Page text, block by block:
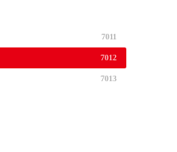
7011
7012
7013